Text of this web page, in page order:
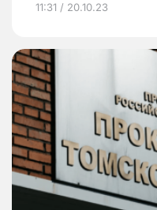
11:31 / 20.10.23